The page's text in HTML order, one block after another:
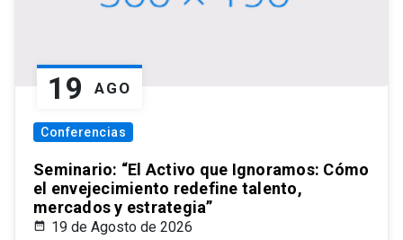
19 AGO
Conferencias
Seminario: “El Activo que Ignoramos: Cómo
el envejecimiento redefine talento,
mercados y estrategia”
19 de Agosto de 2026